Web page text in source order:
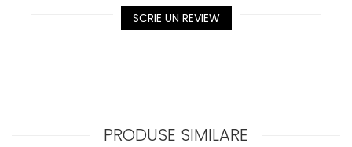
SCRIE UN REVIEW
PRODUSE SIMILARE